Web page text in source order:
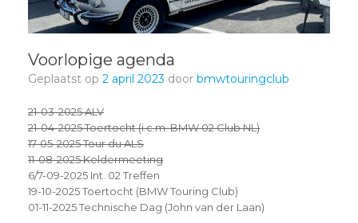
Voorlopige agenda
Geplaatst op 2 april 2023 door bmwtouringclub
21-03-2025 ALV
21-04-2025 Toertocht (i.c.m. BMW 02 Club NL)
17-05-2025 Tour du ALS
11-08-2025 Keldermeeting
6/7-09-2025 Int. 02 Treffen
19-10-2025 Toertocht (BMW Touring Club)
01-11-2025 Technische Dag (John van der Laan)